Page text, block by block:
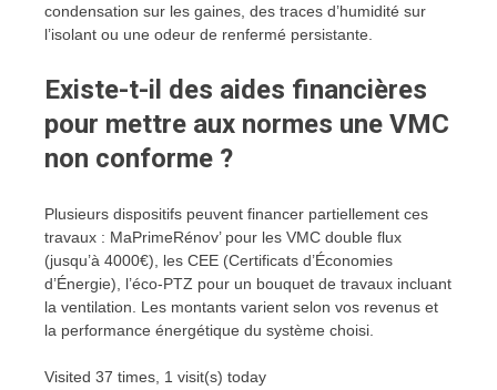
condensation sur les gaines, des traces d’humidité sur
l’isolant ou une odeur de renfermé persistante.
Existe-t-il des aides financières
pour mettre aux normes une VMC
non conforme ?
Plusieurs dispositifs peuvent financer partiellement ces
travaux : MaPrimeRénov’ pour les VMC double flux
(jusqu’à 4000€), les CEE (Certificats d’Économies
d’Énergie), l’éco-PTZ pour un bouquet de travaux incluant
la ventilation. Les montants varient selon vos revenus et
la performance énergétique du système choisi.
Visited 37 times, 1 visit(s) today